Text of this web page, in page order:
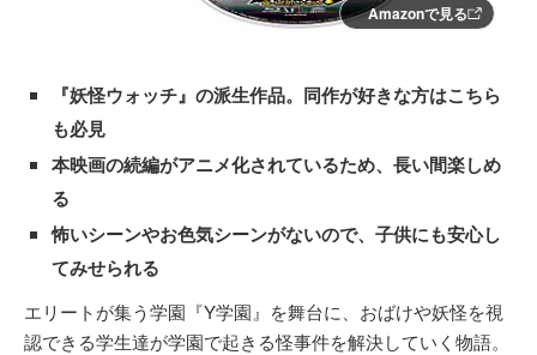
Amazonで見る
『妖怪ウォッチ』の派生作品。同作が好きな方はこちら
も必見
本映画の続編がアニメ化されているため、長い間楽しめ
る
怖いシーンやお色気シーンがないので、子供にも安心し
てみせられる
エリートが集う学園『Y学園』を舞台に、おばけや妖怪を視
認できる学生達が学園で起きる怪事件を解決していく物語。